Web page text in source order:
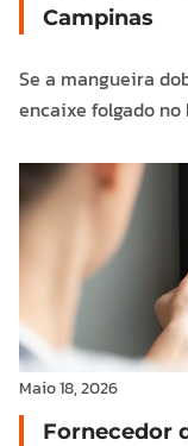
Campinas
Se a mangueira
encaixe folgado
Maio 18, 2026
Fornecedor